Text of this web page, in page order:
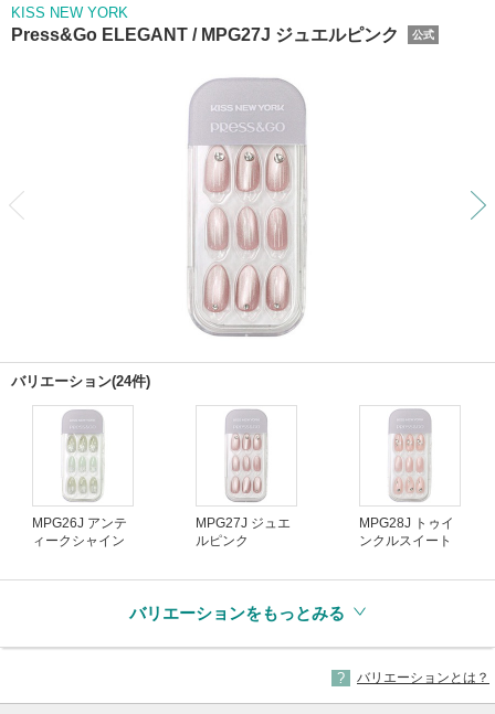
KISS NEW YORK
Press&Go ELEGANT / MPG27J ジュエルピンク 公式
バリエーション(24件)
MPG26J アンテ
ィークシャイン
MPG27J ジュエ
ルピンク
MPG28J トゥイ
ンクルスイート
バリエーションをもっとみる
バリエーションとは？